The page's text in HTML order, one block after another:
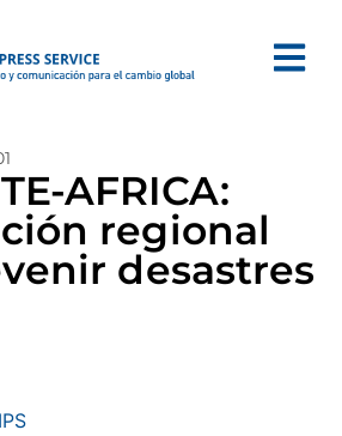
AFRICA:
regional
desastres